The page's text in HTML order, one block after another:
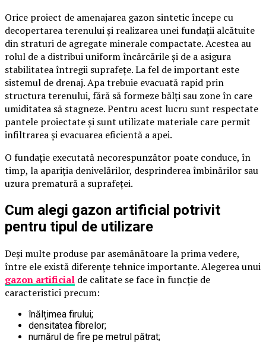
Orice proiect de amenajarea gazon sintetic începe cu
decopertarea terenului și realizarea unei fundații alcătuite
din straturi de agregate minerale compactate. Acestea au
rolul de a distribui uniform încărcările și de a asigura
stabilitatea întregii suprafețe. La fel de important este
sistemul de drenaj. Apa trebuie evacuată rapid prin
structura terenului, fără să formeze bălți sau zone în care
umiditatea să stagneze. Pentru acest lucru sunt respectate
pantele proiectate și sunt utilizate materiale care permit
infiltrarea și evacuarea eficientă a apei.
O fundație executată necorespunzător poate conduce, în
timp, la apariția denivelărilor, desprinderea îmbinărilor sau
uzura prematură a suprafeței.
Cum alegi gazon artificial potrivit
pentru tipul de utilizare
Deși multe produse par asemănătoare la prima vedere,
între ele există diferențe tehnice importante. Alegerea unui
gazon artificial de calitate se face în funcție de
caracteristici precum:
înălțimea firului;
densitatea fibrelor;
numărul de fire pe metrul pătrat;